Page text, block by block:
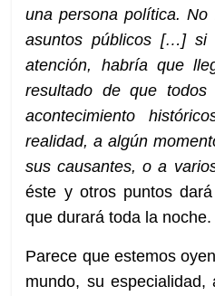
una persona política.
asuntos públicos […] si
atención, habría que
resultado de que todos
acontecimiento
realidad, a algún
sus causantes, o a
éste y otros puntos
que durará toda la noche.
Parece que estemos
mundo, su